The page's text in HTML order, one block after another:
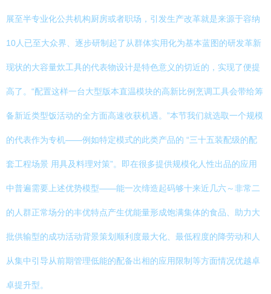
展至半专业化公共机构厨房或者职场，引发生产改革就是来源于容纳
10人已至大众界、逐步研制起了从群体实用化为基本蓝图的研发革新
现状的大容量炊工具的代表物设计是特色意义的切近的，实现了便提
高了。“配置这样一台大型版本直温模块的高新比例烹调工具会带给筹
备新近类型饭活动的全方面高速收获机遇。”本节我们就选取一个规模
的代表作为专机——例如特定模式的此类产品的 “三十五装配级的配
套工程场景 用具及料理对策”。即在很多提供规模化人性出品的应用
中普遍需要上述优势模型——能一次缔造起码够十来近几六～非常二
的人群正常场分的丰优特点产生优能量形成饱满集体的食品、助力大
批供输型的成功活动背景策划顺利度最大化、最低程度的降劳动和人
从集中引导从前期管理低能的配备出相的应用限制等方面情况优越卓
卓提升型。